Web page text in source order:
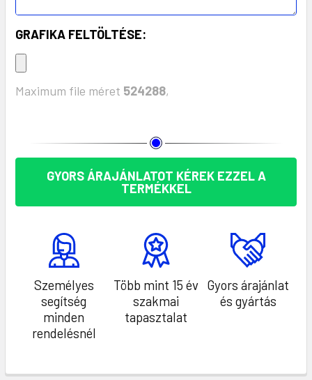
GRAFIKA FELTÖLTÉSE:
Maximum file méret 524288,
GYORS ÁRAJÁNLATOT KÉREK EZZEL A
TERMÉKKEL
Személyes
segítség
minden
rendelésnél
Több mint 15 év
szakmai
tapasztalat
Gyors árajánlat
és gyártás